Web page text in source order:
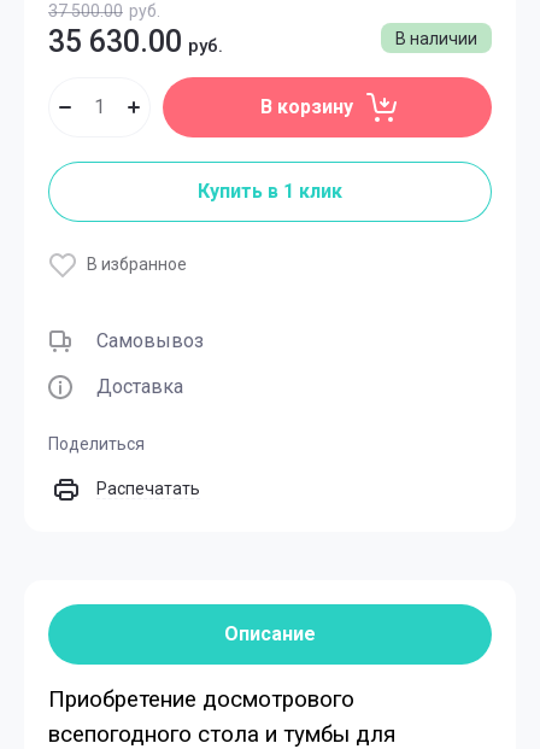
В наличии
37 500.00 руб.
35 630.00 руб.
В корзину
Купить в 1 клик
В избранное
Самовывоз
Доставка
Поделиться
Распечатать
Описание
Приобретение досмотрового
всепогодного стола и тумбы для